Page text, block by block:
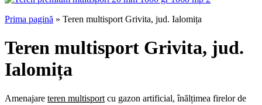
Prima pagină » Teren multisport Grivita, jud. Ialomița
Teren multisport Grivita, jud.
Ialomița
Amenajare teren multisport cu gazon artificial, înălțimea firelor de